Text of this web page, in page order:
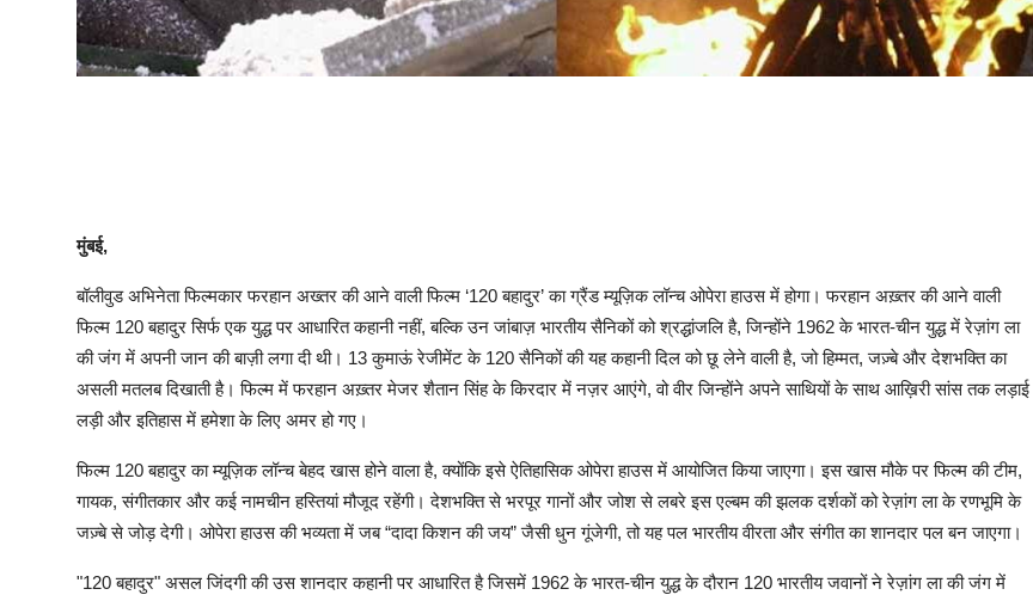
मुंबई,
बॉलीवुड अभिनेता फिल्मकार फरहान अख्तर की आने वाली फिल्म ‘120 बहादुर’ का ग्रैंड म्यूज़िक लॉन्च ओपेरा हाउस में होगा। फरहान अख़्तर की आने वाली
फिल्म 120 बहादुर सिर्फ एक युद्ध पर आधारित कहानी नहीं, बल्कि उन जांबाज़ भारतीय सैनिकों को श्रद्धांजलि है, जिन्होंने 1962 के भारत-चीन युद्ध में रेज़ांग ला
की जंग में अपनी जान की बाज़ी लगा दी थी। 13 कुमाऊं रेजीमेंट के 120 सैनिकों की यह कहानी दिल को छू लेने वाली है, जो हिम्मत, जज़्बे और देशभक्ति का
असली मतलब दिखाती है। फिल्म में फरहान अख़्तर मेजर शैतान सिंह के किरदार में नज़र आएंगे, वो वीर जिन्होंने अपने साथियों के साथ आख़िरी सांस तक लड़ाई
लड़ी और इतिहास में हमेशा के लिए अमर हो गए।
फिल्म 120 बहादुर का म्यूज़िक लॉन्च बेहद खास होने वाला है, क्योंकि इसे ऐतिहासिक ओपेरा हाउस में आयोजित किया जाएगा। इस खास मौके पर फिल्म की टीम,
गायक, संगीतकार और कई नामचीन हस्तियां मौजूद रहेंगी। देशभक्ति से भरपूर गानों और जोश से लबरे इस एल्बम की झलक दर्शकों को रेज़ांग ला के रणभूमि के
जज़्बे से जोड़ देगी। ओपेरा हाउस की भव्यता में जब “दादा किशन की जय” जैसी धुन गूंजेगी, तो यह पल भारतीय वीरता और संगीत का शानदार पल बन जाएगा।
"120 बहादुर" असल जिंदगी की उस शानदार कहानी पर आधारित है जिसमें 1962 के भारत-चीन युद्ध के दौरान 120 भारतीय जवानों ने रेज़ांग ला की जंग में